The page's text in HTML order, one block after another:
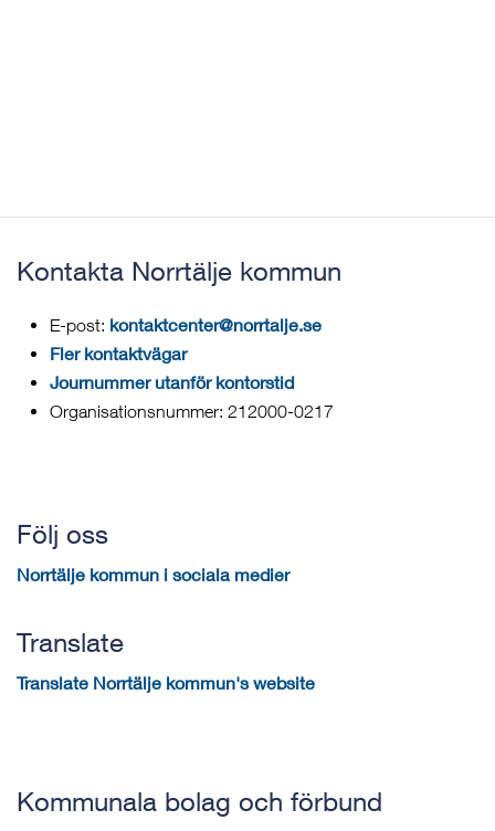
Kontakta Norrtälje kommun
E-post: kontaktcenter@norrtalje.se
Fler kontaktvägar
Journummer utanför kontorstid
Organisationsnummer: 212000-0217
Följ oss
Norrtälje kommun i sociala medier
Translate
Translate Norrtälje kommun's website
Kommunala bolag och förbund